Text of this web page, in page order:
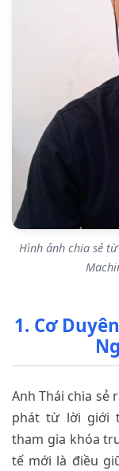
Hình ảnh chia sẻ
1. Cơ
Anh Thái chia sẻ
phát từ lời giới
tham gia khóa
tế mới là điều